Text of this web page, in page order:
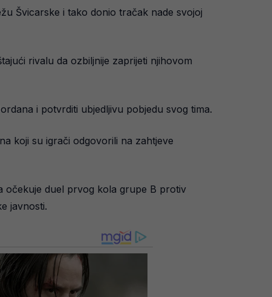
Švicarske i tako donio tračak nade svojoj
rivalu da ozbiljnije zaprijeti njihovom
i potvrditi ubjedljivu pobjedu svog tima.
koji su igrači odgovorili na zahtjeve
očekuje duel prvog kola grupe B protiv
javnosti.